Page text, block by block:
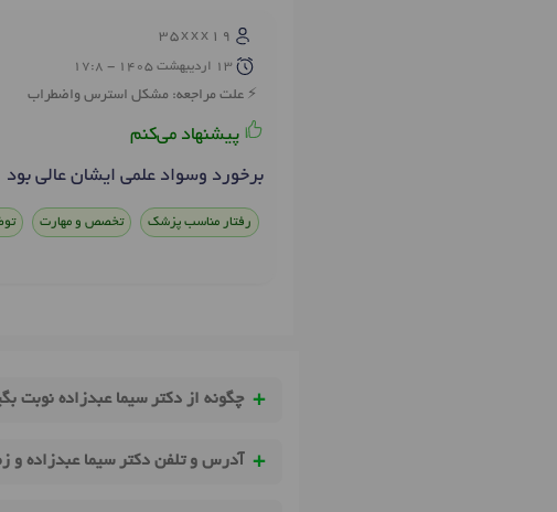
35xxx19
13 ارديبهشت 1405 - 17:8
علت مراجعه: مشکل استرس واضطراب
پیشنهاد می‌کنم
برخورد وسواد علمی ایشان عالی بود
رفتار مناسب پزشک تخصص و مهارت
چگونه از دکتر سیما عبدزاده نوبت
آدرس و تلفن دکتر سیما عبدزاده و